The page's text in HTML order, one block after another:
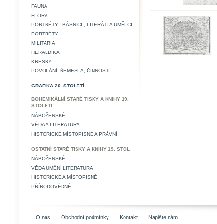
FAUNA
FLORA
PORTRÉTY - BÁSNÍCI , LITERÁTI A UMĚLCI
PORTRÉTY
MILITARIA
HERALDIKA
KRESBY
POVOLÁNÍ, ŘEMESLA, ČINNOSTI.
GRAFIKA 20. STOLETÍ
BOHEMIKÁLNÍ STARÉ TISKY A KNIHY 19.
STOLETÍ
NÁBOŽENSKÉ
VĚDA A LITERATURA
HISTORICKÉ MÍSTOPISNÉ A PRÁVNÍ
OSTATNÍ STARÉ TISKY A KNIHY 19. STOL
NÁBOŽENSKÉ
VĚDA UMĚNÍ LITERATURA
HISTORICKÉ A MÍSTOPISNÉ
PŘÍRODOVĚDNÉ
O nás Obchodní podmínky Kontakt Napište nám